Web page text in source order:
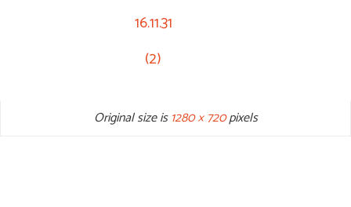
16.11.31
(2)
Original size is1280 × 720pixels